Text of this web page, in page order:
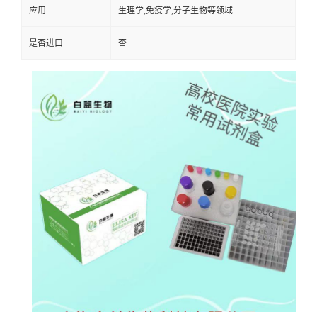
应用 生理学,免疫学,分子生物等领域
是否进口 否